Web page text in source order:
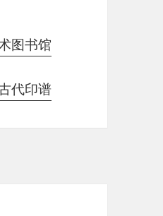
图书馆
代印谱